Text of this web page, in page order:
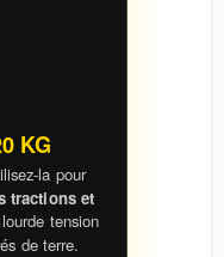
KG
la pour
tractions et
tension
de terre.